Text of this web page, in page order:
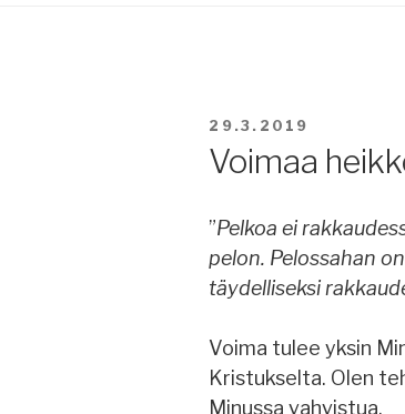
JULKAISTU
29.3.2019
Voimaa
”Pelkoa ei
pelon. Pelossahan
täydelliseksi
Voima tulee yksin
Kristukselta. Olen
Minussa vahvistua.